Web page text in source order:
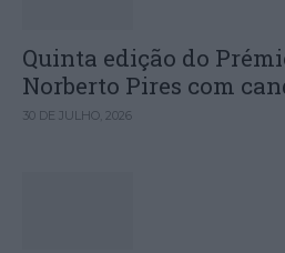
Quinta edição do
Norberto Pires com
30 DE JULHO, 2026